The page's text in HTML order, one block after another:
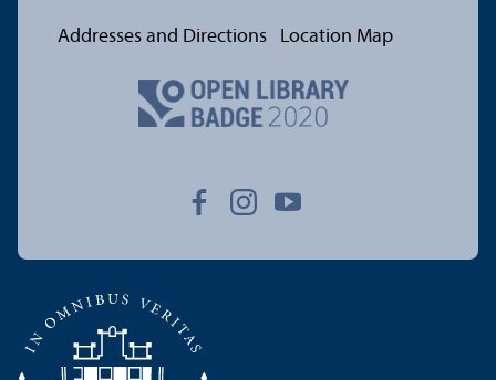
Addresses and Directions Location Map